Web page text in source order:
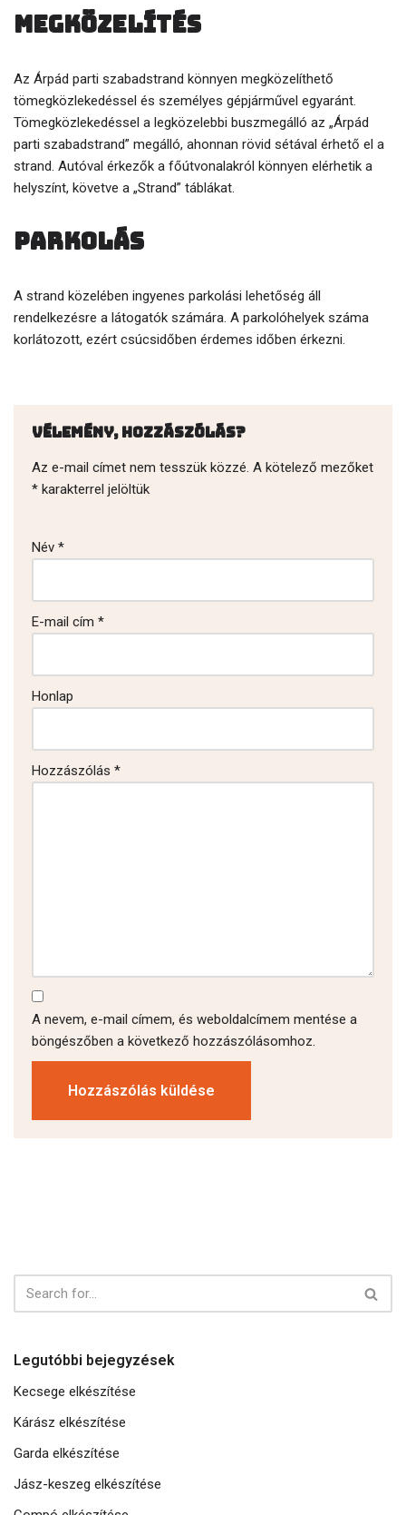
Megközelítés
Az Árpád parti szabadstrand könnyen megközelíthető
tömegközlekedéssel és személyes gépjárművel egyaránt.
Tömegközlekedéssel a legközelebbi buszmegálló az „Árpád
parti szabadstrand” megálló, ahonnan rövid sétával érhető el a
strand. Autóval érkezők a főútvonalakról könnyen elérhetik a
helyszínt, követve a „Strand” táblákat.
Parkolás
A strand közelében ingyenes parkolási lehetőség áll
rendelkezésre a látogatók számára. A parkolóhelyek száma
korlátozott, ezért csúcsidőben érdemes időben érkezni.
Vélemény, hozzászólás?
Az e-mail címet nem tesszük közzé. A kötelező mezőket
* karakterrel jelöltük
Név *
E-mail cím *
Honlap
Hozzászólás *
A nevem, e-mail címem, és weboldalcímem mentése a
böngészőben a következő hozzászólásomhoz.
Legutóbbi bejegyzések
Kecsege elkészítése
Kárász elkészítése
Garda elkészítése
Jász-keszeg elkészítése